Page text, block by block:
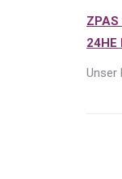
ZPAS
24HE
Unser